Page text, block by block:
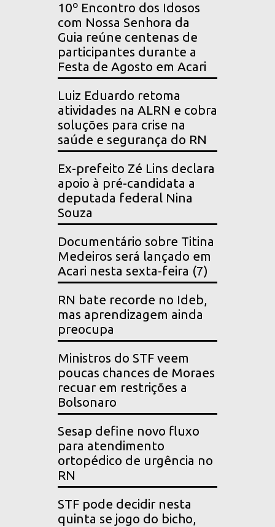
10º Encontro dos Idosos
com Nossa Senhora da
Guia reúne centenas de
participantes durante a
Festa de Agosto em Acari
Luiz Eduardo retoma
atividades na ALRN e cobra
soluções para crise na
saúde e segurança do RN
Ex-prefeito Zé Lins declara
apoio à pré-candidata a
deputada federal Nina
Souza
Documentário sobre Titina
Medeiros será lançado em
Acari nesta sexta-feira (7)
RN bate recorde no Ideb,
mas aprendizagem ainda
preocupa
Ministros do STF veem
poucas chances de Moraes
recuar em restrições a
Bolsonaro
Sesap define novo fluxo
para atendimento
ortopédico de urgência no
RN
STF pode decidir nesta
quinta se jogo do bicho,